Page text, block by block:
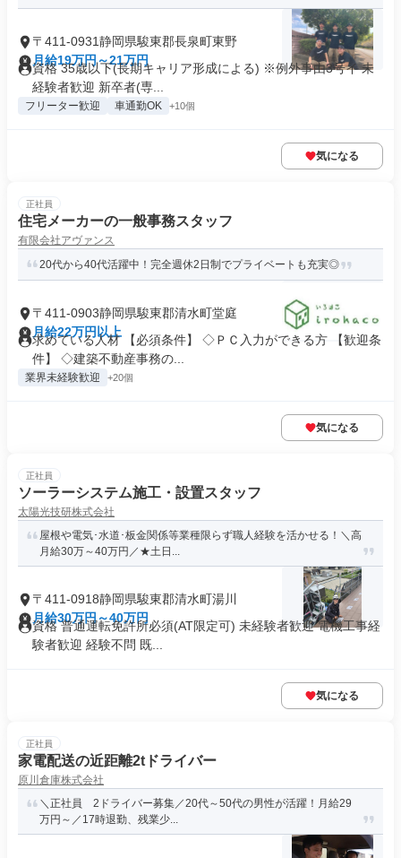
〒411-0931静岡県駿東郡長泉町東野
月給19万円～21万円
資格 35歳以下(長期キャリア形成による) ※例外事由3号イ 未
経験者歓迎 新卒者(専...
フリーター歓迎 車通勤OK +10個
気になる
正社員
住宅メーカーの一般事務スタッフ
有限会社アヴァンス
20代から40代活躍中！完全週休2日制でプライベートも充実◎
〒411-0903静岡県駿東郡清水町堂庭
月給22万円以上
求めている人材 【必須条件】 ◇ＰＣ入力ができる方 【歓迎条
件】 ◇建築不動産事務の...
業界未経験歓迎 +20個
気になる
正社員
ソーラーシステム施工・設置スタッフ
太陽光技研株式会社
屋根や電気･水道･板金関係等業種限らず職人経験を活かせる！＼高
月給30万～40万円／★土日...
〒411-0918静岡県駿東郡清水町湯川
月給30万円～40万円
資格 普通運転免許所必須(AT限定可) 未経験者歓迎 電機工事経
験者歓迎 経験不問 既...
気になる
正社員
家電配送の近距離2tドライバー
原川倉庫株式会社
＼正社員 2ドライバー募集／20代～50代の男性が活躍！月給29
万円～／17時退勤、残業少...